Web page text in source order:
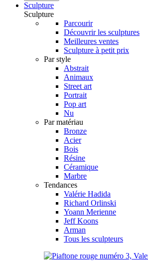
Sculpture
Sculpture
Parcourir
Découvrir les sculptures
Meilleures ventes
Sculpture à petit prix
Par style
Abstrait
Animaux
Street art
Portrait
Pop art
Nu
Par matériau
Bronze
Acier
Bois
Résine
Céramique
Marbre
Tendances
Valérie Hadida
Richard Orlinski
Yoann Merienne
Jeff Koons
Arman
Tous les sculpteurs